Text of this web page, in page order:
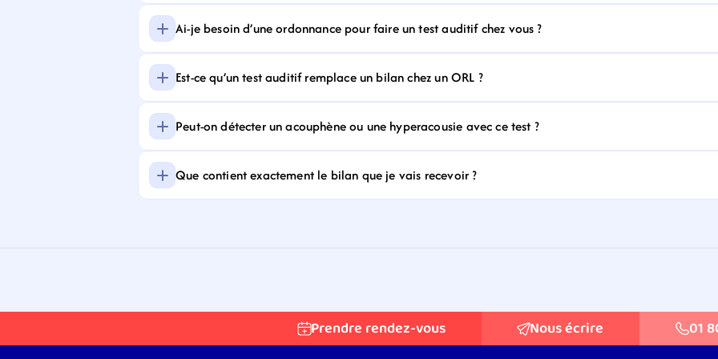
Ai-je besoin d’une ordonnance pour faire un test auditif chez vous ?
Est-ce qu’un test auditif remplace un bilan chez un ORL ?
Peut-on détecter un acouphène ou une hyperacousie avec ce test ?
Que contient exactement le bilan que je vais recevoir ?
Prendre rendez-vous Nous écrire 01